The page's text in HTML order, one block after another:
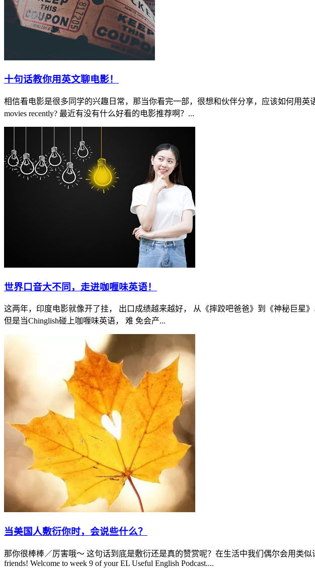
十句话教你用英文聊电影！
相信看电影是很多同学的兴趣日常，那当你看完一部，很想和伙伴分享，应该如何用英
movies recently? 最近有没有什么好看的电影推荐啊？...
世界口音大不同，走进咖喱味英语！
这两年，印度电影就像开了挂， 出口成绩越来越好， 从《摔跤吧爸爸》到《神秘巨星
但是当Chinglish碰上咖喱味英语， 难 免会产...
当美国人敷衍你时，会说些什么？
那你很棒棒／厉害哦～ 这句话到底是敷衍还是真的赞赏呢？在生活中我们偶尔会用类
friends! Welcome to week 9 of your EL Useful English Podcast....